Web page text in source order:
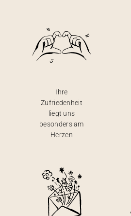
Ihre
Zufriedenheit
liegt uns
besonders am
Herzen